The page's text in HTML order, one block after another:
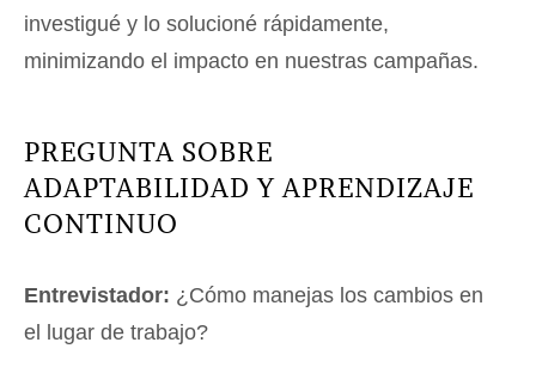
investigué y lo solucioné rápidamente,
minimizando el impacto en nuestras campañas.
PREGUNTA SOBRE
ADAPTABILIDAD Y APRENDIZAJE
CONTINUO
Entrevistador: ¿Cómo manejas los cambios en
el lugar de trabajo?